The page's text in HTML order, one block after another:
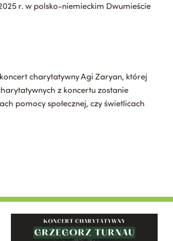
r. w polsko-niemieckim Dwumieście
charytatywny Agi Zaryan, której
z koncertu zostanie
pomocy społecznej, czy świetlicach